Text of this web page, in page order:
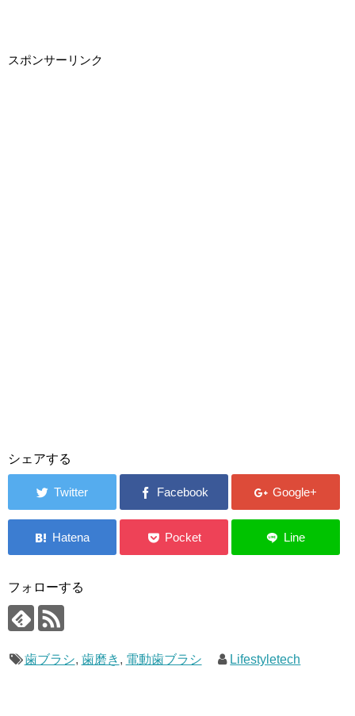
スポンサーリンク
シェアする
フォローする
歯ブラシ, 歯磨き , 電動歯ブラシ Lifestyletech